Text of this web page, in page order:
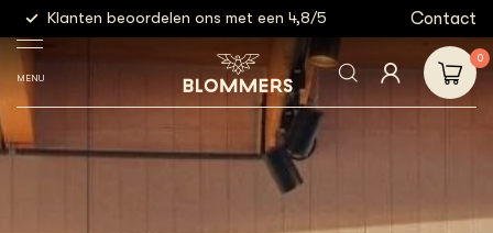
Klanten beoordelen ons met een 4,8/5 Gratis
Contact
MENU
0